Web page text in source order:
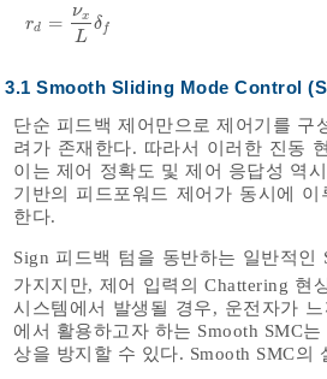
rd =
νx
L
δ f
r d= νxLδ
3.1 Smooth Sliding Mode Control
단순 피드백 제어만으로 제어기를 구
려가 존재한다. 따라서 이러한 진동
이는 제어 정확도 및 제어 응답성 역
기반의 피드포워드 제어가 동시에
한다.
Sign 피드백 텀을 동반하는 일반적
가지지만, 제어 입력의 Chattering 현
시스템에서 발생될 경우, 운전자가
에서 활용하고자 하는 Smooth SMC
상을 방지할 수 있다. Smooth SMC의